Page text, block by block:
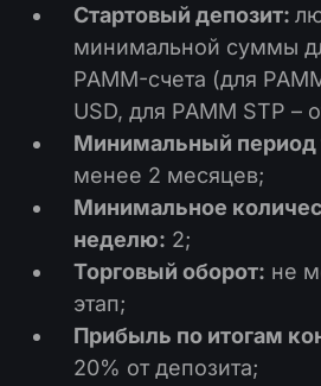
Стартовый депозит:
минимальной суммы
PAMM-счета (для
USD, для PAMM STP –
Минимальный период
менее 2 месяцев;
Минимальное
неделю: 2;
Торговый оборот: не
этап;
Прибыль по итогам
20% от депозита;